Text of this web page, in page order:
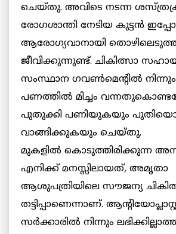
ചെയ്തു. അവിടെ നടന്ന
രോഗശാന്തി നേടിയ കുട്ടന്‍
ആരോഗ്യവാനായി
ജീവിക്കുന്നുണ്ട്. ചികിത്സാ
സംസ്ഥാന ഗവണ്‍മെന്റില്‍ നിന്നും
പണത്തില്‍ മിച്ചം
പുതുക്കി പണിയുകയും പുതിയൊരു
വാങ്ങിക്കുകയും ചെയ്തു.
മുകളില്‍ കൊടുത്തിരിക്കുന്ന
എനിക്ക് മനസ്സിലായത്, അമൃതാ
ആശുപത്രിയിലെ സൗജന്യ
തട്ടിപ്പാണെന്നാണ്.
സര്‍ക്കാരില്‍ നിന്നും